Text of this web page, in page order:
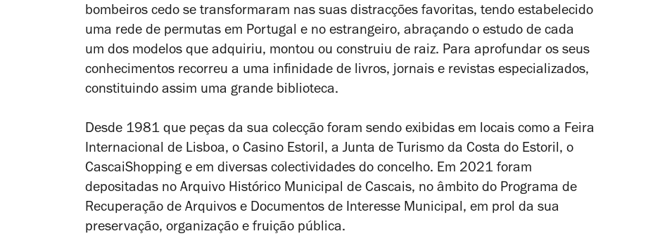
bombeiros cedo se transformaram nas suas distracções favoritas, tendo estabelecido
uma rede de permutas em Portugal e no estrangeiro, abraçando o estudo de cada
um dos modelos que adquiriu, montou ou construiu de raiz. Para aprofundar os seus
conhecimentos recorreu a uma infinidade de livros, jornais e revistas especializados,
constituindo assim uma grande biblioteca.
Desde 1981 que peças da sua colecção foram sendo exibidas em locais como a Feira
Internacional de Lisboa, o Casino Estoril, a Junta de Turismo da Costa do Estoril, o
CascaiShopping e em diversas colectividades do concelho. Em 2021 foram
depositadas no Arquivo Histórico Municipal de Cascais, no âmbito do Programa de
Recuperação de Arquivos e Documentos de Interesse Municipal, em prol da sua
preservação, organização e fruição pública.